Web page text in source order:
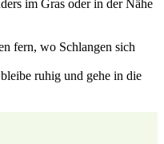
im Gras ⁢oder‌ in​ der ⁣Nähe
fern, wo‌ Schlangen sich
​ruhig und‌ gehe ⁣in die